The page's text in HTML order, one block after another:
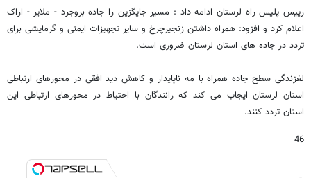
رییس پلیس راه لرستان ادامه داد : مسیر جایگزین را جاده بروجرد - ملایر - اراک
اعلام کرد و افزود: همراه داشتن زنجیرچرخ و سایر تجهیزات ایمنی و گرمایشی برای
تردد در جاده ‌های استان لرستان ضروری است.
لغزندگی سطح جاده همراه با مه ناپایدار و کاهش دید افقی در محورهای ارتباطی
استان لرستان ایجاب می کند که رانندگان با احتیاط در محورهای ارتباطی این
استان تردد کنند.
46